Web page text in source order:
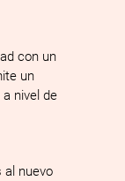
con un
un
nivel de
al nuevo